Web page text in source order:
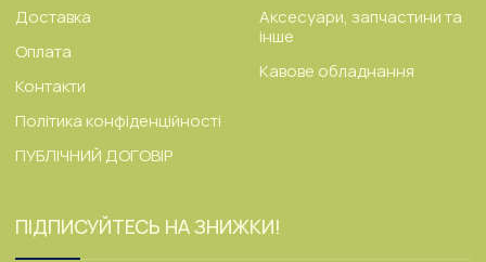
Доставка
Оплата
Контакти
Політика конфіденційності
ПУБЛІЧНИЙ ДОГОВІР
Аксесуари, запчастини та
інше
Кавове обладнання
ПІДПИСУЙТЕСЬ НА ЗНИЖКИ!